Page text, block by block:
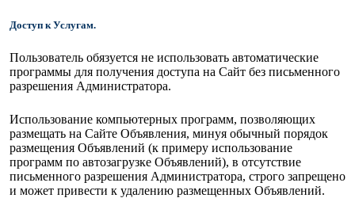
Доступ к Услугам.
Пользователь обязуется не использовать автоматические
программы для получения доступа на Сайт без письменного
разрешения Администратора.
Использование компьютерных программ, позволяющих
размещать на Сайте Объявления, минуя обычный порядок
размещения Объявлений (к примеру использование
программ по автозагрузке Объявлений), в отсутствие
письменного разрешения Администратора, строго запрещено
и может привести к удалению размещенных Объявлений.